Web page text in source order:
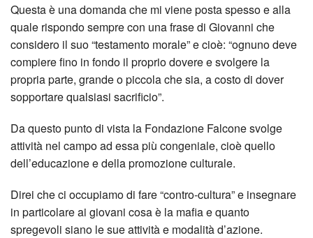
Questa è una domanda che mi viene posta spesso e alla
quale rispondo sempre con una frase di Giovanni che
considero il suo “testamento morale” e cioè: “ognuno deve
compiere fino in fondo il proprio dovere e svolgere la
propria parte, grande o piccola che sia, a costo di dover
sopportare qualsiasi sacrificio”.
Da questo punto di vista la Fondazione Falcone svolge
attività nel campo ad essa più congeniale, cioè quello
dell’educazione e della promozione culturale.
Direi che ci occupiamo di fare “contro-cultura” e insegnare
in particolare ai giovani cosa è la mafia e quanto
spregevoli siano le sue attività e modalità d’azione.